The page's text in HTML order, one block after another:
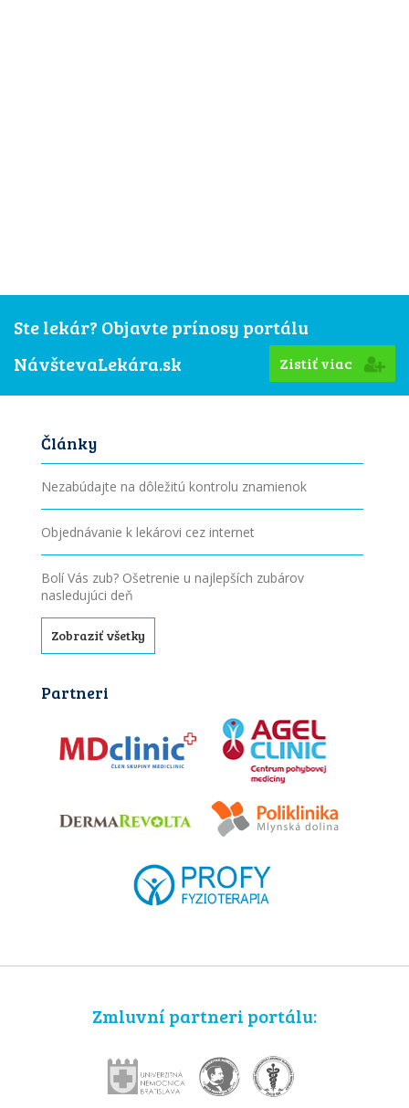
Ste lekár? Objavte prínosy portálu
NávštevaLekára.sk
Zistiť viac
Články
Nezabúdajte na dôležitú kontrolu znamienok
Objednávanie k lekárovi cez internet
Bolí Vás zub? Ošetrenie u najlepších zubárov
nasledujúci deň
Zobraziť všetky
Partneri
Zmluvní partneri portálu: